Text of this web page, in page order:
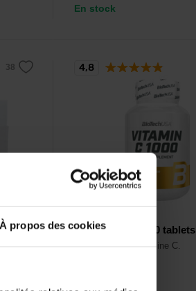
À propos des cookies
En stock
la
Vitamin C 1000 30 tablets
Comprimés de vitamine C.
4,8